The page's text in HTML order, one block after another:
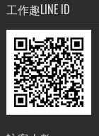
工作趣LINE ID